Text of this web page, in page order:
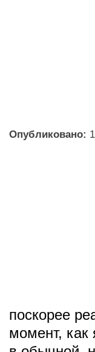
Опубликовано:
поскорее
момент, как